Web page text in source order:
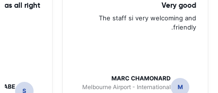
Very good
The staff si very welcoming and
friendly.
M
MARC CHAMONARD
Melbourne Airport - International
all right
S